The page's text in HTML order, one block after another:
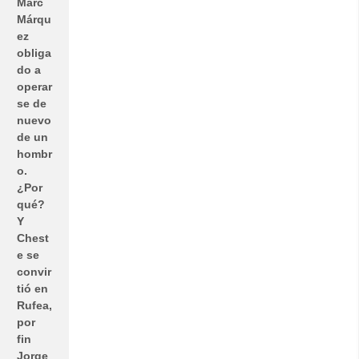
Márqu
ez
obliga
do a
operar
se de
nuevo
de un
hombr
o.
¿Por
qué?
Y
Chest
e se
convir
tió en
Rufea,
por
fin
Jorge